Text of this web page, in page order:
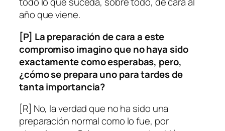
año que viene.
[P] La preparación de cara a este
compromiso imagino que no haya sido
exactamente como esperabas, pero,
¿cómo se prepara uno para tardes de
tanta importancia?
[R] No, la verdad que no ha sido una
preparación normal como lo fue, por